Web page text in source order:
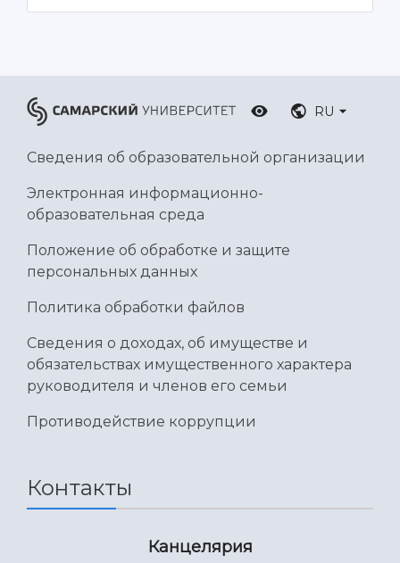
RU
Сведения об образовательной организации
Электронная информационно-
образовательная среда
Положение об обработке и защите
персональных данных
Политика обработки файлов
Сведения о доходах, об имуществе и
обязательствах имущественного характера
руководителя и членов его семьи
Противодействие коррупции
Контакты
Канцелярия